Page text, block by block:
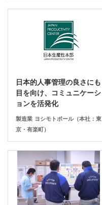
日本的人事管理の良さにも
目を向け、コミュニケーシ
ョンを活発化
製造業 ヨシモトポール（本社：東
京・有楽町）